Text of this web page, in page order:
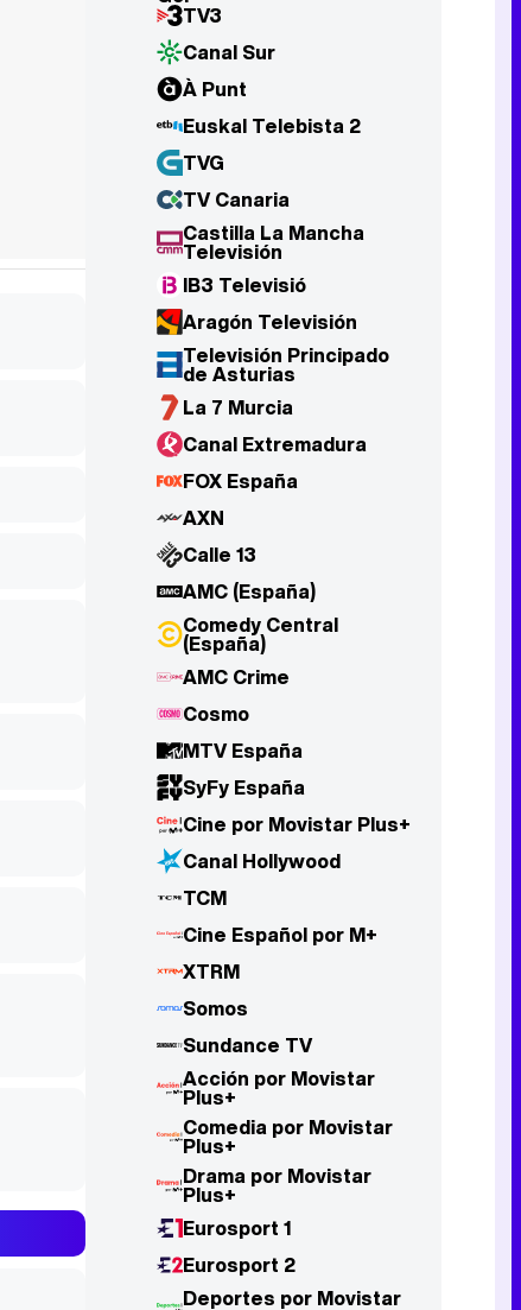
TV3
Canal Sur
À Punt
Euskal Telebista 2
TVG
TV Canaria
Castilla La Mancha
Televisión
IB3 Televisió
Aragón Televisión
Televisión Principado
de Asturias
La 7 Murcia
Canal Extremadura
FOX España
AXN
Calle 13
AMC (España)
Comedy Central
(España)
AMC Crime
Cosmo
MTV España
SyFy España
Cine por Movistar Plus+
Canal Hollywood
TCM
Cine Español por M+
XTRM
Somos
Sundance TV
Acción por Movistar
Plus+
Comedia por Movistar
Plus+
Drama por Movistar
Plus+
Eurosport 1
Eurosport 2
Deportes por Movistar